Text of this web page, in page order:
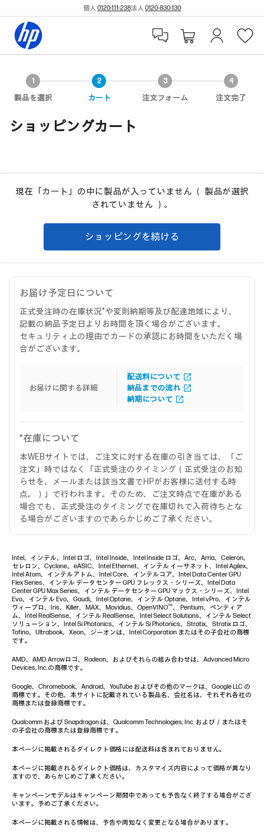
個人 0120-111-238法人 0120-830-130
製品を選択 カート 注文フォーム 注文完了
ショッピングカート
現在「カート」の中に製品が入っていません （ 製品が選択
されていません ）。
ショッピングを続ける
お届け予定日について
正式受注時の在庫状況*や変則納期等及び配達地域により、
記載の納品予定日よりお時間を頂く場合がございます。
セキュリティ上の理由でカードの承認にお時間をいただく場
合がございます。
お届けに関する詳細
配送料について
納品までの流れ
納期について
*在庫について
本WEBサイトでは、ご注文に対する在庫の引き当ては、「ご
注文」時ではなく「正式受注のタイミング（正式受注のお知
らせを、メールまたは該当文書でHPがお客様に送付する時
点。）」で行われます。そのため、ご注文時点で在庫がある
場合でも、正式受注のタイミングで在庫切れで入荷待ちとな
る場合がございますのであらかじめご了承ください。
Intel、インテル、Intel ロゴ、Intel Inside、Intel Inside ロゴ、Arc、Arria、Celeron、
セレロン、Cyclone、eASIC、Intel Ethernet、インテル イーサネット、Intel Agilex、
Intel Atom、インテルアトム、Intel Core、インテルコア、Intel Data Center GPU
Flex Series、インテル データセンター GPU フレックス・シリーズ、Intel Data
Center GPU Max Series、インテル データセンター GPU マックス・シリーズ、Intel
Evo、インテル Evo、Gaudi、Intel Optane、インテル Optane、Intel vPro、インテル
ヴィープロ、Iris、Killer、MAX、Movidius、OpenVINOTM、 Pentium、ペンティア
ム、Intel RealSense、インテル RealSense、Intel Select Solutions、インテル Select
ソリューション、Intel Si Photonics、インテル Si Photonics、Stratix、Stratix ロゴ、
Tofino、Ultrabook、Xeon、ジーオンは、Intel Corporation またはその子会社の商標
です。
AMD、AMD Arrowロゴ、Radeon、およびそれらの組み合わせは、Advanced Micro
Devices, Inc.の商標です。
Google、Chromebook、Android、YouTube およびその他のマークは、Google LLC の
商標です。その他、本サイトに記載されている製品名、会社名は、それぞれ各社の
商標または登録商標です。
Qualcomm および Snapdragon は、Qualcomm Technologies, Inc. および／またはそ
の子会社の商標または登録商標です。
本ページに掲載されるダイレクト価格には配送料は含まれておりません。
本ページに掲載されるダイレクト価格は、カスタマイズ内容によって価格が異なり
ますので、あらかじめご了承ください。
キャンペーンモデルはキャンペーン期間中であっても予告なく終了する場合がござ
います。予めご了承ください。
本ページに掲載される情報は、予告や周知なく変更となる場合があります。